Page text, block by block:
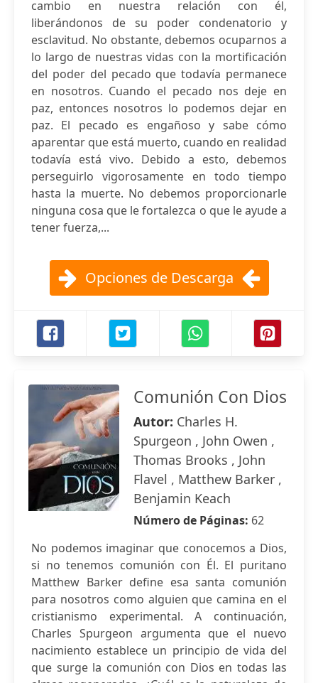
cambio en nuestra relación con él,
liberándonos de su poder condenatorio y
esclavitud. No obstante, debemos ocuparnos a
lo largo de nuestras vidas con la mortificación
del poder del pecado que todavía permanece
en nosotros. Cuando el pecado nos deje en
paz, entonces nosotros lo podemos dejar en
paz. El pecado es engañoso y sabe cómo
aparentar que está muerto, cuando en realidad
todavía está vivo. Debido a esto, debemos
perseguirlo vigorosamente en todo tiempo
hasta la muerte. No debemos proporcionarle
ninguna cosa que le fortalezca o que le ayude a
tener fuerza,...
Opciones de Descarga
Comunión Con Dios
Autor: Charles H.
Spurgeon , John Owen ,
Thomas Brooks , John
Flavel , Matthew Barker ,
Benjamin Keach
Número de Páginas: 62
No podemos imaginar que conocemos a Dios,
si no tenemos comunión con Él. El puritano
Matthew Barker define esa santa comunión
para nosotros como alguien que camina en el
cristianismo experimental. A continuación,
Charles Spurgeon argumenta que el nuevo
nacimiento establece un principio de vida del
que surge la comunión con Dios en todas las